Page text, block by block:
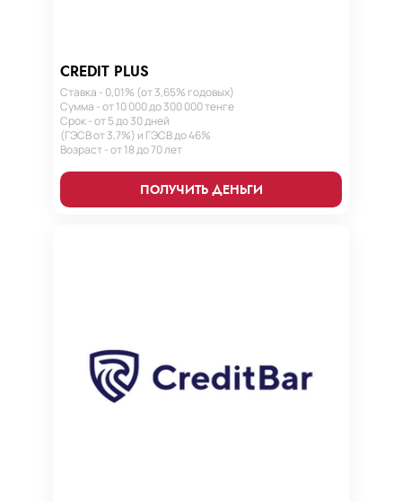
CREDIT PLUS
Ставка - 0,01% (от 3,65% годовых)
Сумма - от 10 000 до 300 000 тенге
Срок - от 5 до 30 дней
(ГЭСВ от 3,7%) и ГЭСВ до 46%
Возраст - от 18 до 70 лет
ПОЛУЧИТЬ ДЕНЬГИ